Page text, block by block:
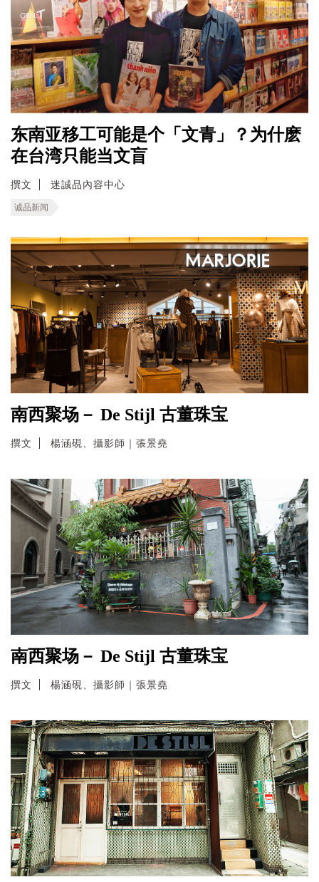
东南亚移工可能是个「文青」？为什麽
在台湾只能当文盲
撰文 迷誠品內容中心
诚品新闻
南西聚场－ De Stijl 古董珠宝
撰文 楊涵硯、攝影師｜張景堯
南西聚场－ De Stijl 古董珠宝
撰文 楊涵硯、攝影師｜張景堯